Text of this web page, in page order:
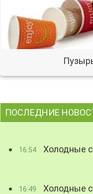
ПОСЛЕДНИЕ
16:54 Холодные
16:49 Холодные